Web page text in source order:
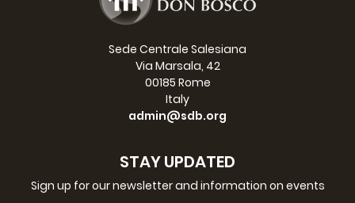
Sede Centrale Salesiana
Via Marsala, 42
00185 Rome
Italy
admin@sdb.org
STAY UPDATED
Sign up for our newsletter and information on events